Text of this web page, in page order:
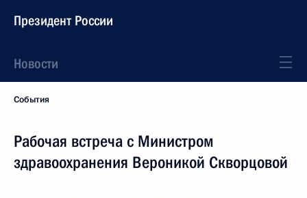
Президент России
Новости
События
Рабочая встреча с Министром
здравоохранения Вероникой Скворцовой